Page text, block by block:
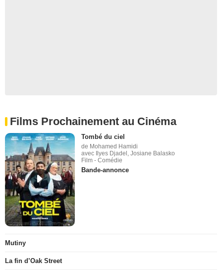
Films Prochainement au Cinéma
Tombé du ciel
de Mohamed Hamidi
avec Ilyes Djadel, Josiane Balasko
Film - Comédie
Bande-annonce
Mutiny
La fin d’Oak Street